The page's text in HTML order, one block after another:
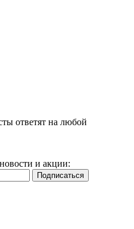
ответят на любой
и акции: